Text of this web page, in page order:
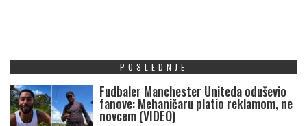
POSLEDNJE
Fudbaler Manchester Uniteda oduševio
fanove: Mehaničaru platio reklamom, ne
novcem (VIDEO)